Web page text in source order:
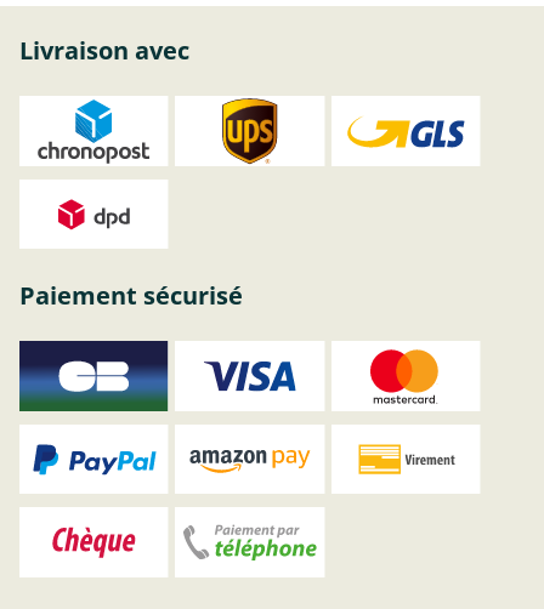
Livraison avec
Paiement sécurisé